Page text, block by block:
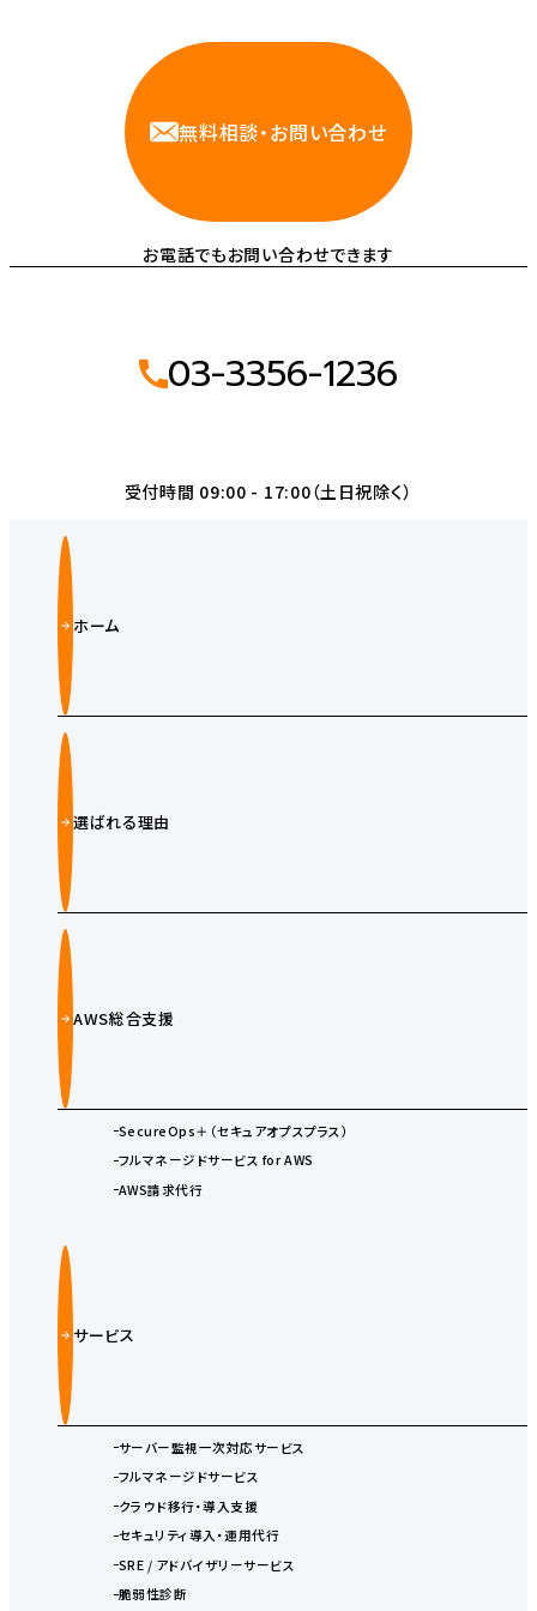
無料相談・お問い合わせ
お電話でもお問い合わせできます
03-3356-1236
受付時間 09:00 - 17:00（土日祝除く）
ホーム
選ばれる理由
AWS総合支援
SecureOps＋（セキュアオプスプラス）
フルマネージドサービス for AWS
AWS請求代行
サービス
サーバー監視一次対応サービス
フルマネージドサービス
クラウド移行・導入支援
セキュリティ導入・運用代行
SRE / アドバイザリーサービス
脆弱性診断